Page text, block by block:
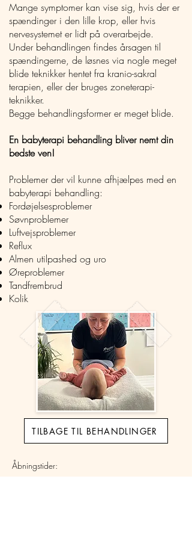
Mange symptomer kan vise sig, hvis der er
spændinger i den lille krop, eller hvis
nervesystemet er lidt på overarbejde.
Under behandlingen findes årsagen til
spændingerne, de løsnes via nogle meget
blide teknikker hentet fra kranio-sakral
terapien, eller der bruges zoneterapi-
teknikker.
Begge behandlingsformer er meget blide.
En babyterapi behandling bliver nemt din
bedste ven!
Problemer der vil kunne afhjælpes med en
babyterapi behandling:
​​Fordøjelsesproblemer
Søvnproblemer
Luftvejsproblemer
Reflux
Almen utilpashed og uro
Øreproblemer
Tandfrembrud
Kolik
TILBAGE TIL BEHANDLINGER
Åbningstider: